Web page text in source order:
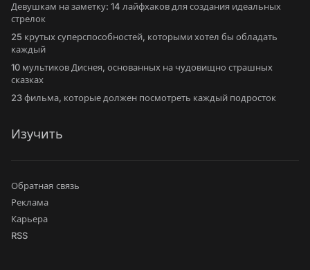
Девушкам на заметку: 14 лайфхаков для создания идеальных
стрелок
25 крутых суперспособностей, которыми хотел бы обладать
каждый
10 мультиков Диснея, основанных на чудовищно страшных
сказках
23 фильма, которые должен посмотреть каждый подросток
Изучить
Обратная связь
Реклама
Карьера
RSS